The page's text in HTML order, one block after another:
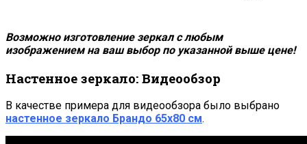
Возможно изготовление зеркал с любым
изображением на ваш выбор по указанной выше цене!
Настенное зеркало: Видеообзор
В качестве примера для видеообзора было выбрано
настенное зеркало Брандо 65х80 см.